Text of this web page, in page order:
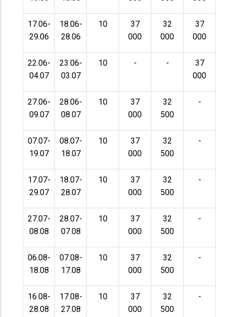
17.06-
29.06
18.06-
28.06
10
37
000
32
000
37
000
22.06-
04.07
23.06-
03.07
10 - -
37
000
27.06-
09.07
28.06-
08.07
10
37
000
32
500
-
07.07-
19.07
08.07-
18.07
10
37
000
32
500
-
17.07-
29.07
18.07-
28.07
10
37
000
32
500
-
27.07-
08.08
28.07-
07.08
10
37
000
32
500
-
06.08-
18.08
07.08-
17.08
10
37
000
32
500
-
16.08-
28.08
17.08-
27.08
10
37
000
32
500
-